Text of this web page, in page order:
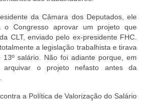
da Câmara dos Deputados, ele
o Congresso aprovar um projeto que
CLT, enviado pelo ex-presidente FHC.
a legislação trabalhista e tirava
salário. Não foi adiante porque, em
arquivar o projeto nefasto antes da
a Política de Valorização do Salário